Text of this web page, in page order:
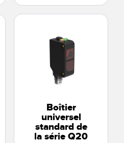
Boîtier
universel
standard de
la série Q20